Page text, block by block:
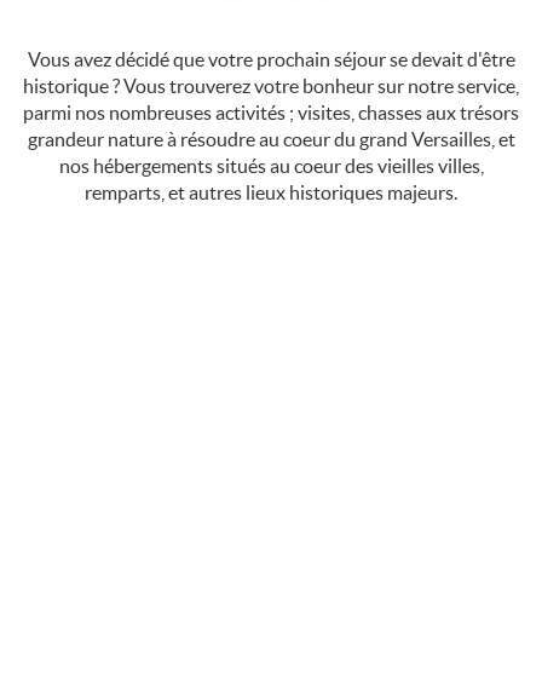
Vous avez décidé que votre prochain séjour se devait d'être
historique ? Vous trouverez votre bonheur sur notre service,
parmi nos nombreuses activités ; visites, chasses aux trésors
grandeur nature à résoudre au coeur du grand Versailles, et
nos hébergements situés au coeur des vieilles villes,
remparts, et autres lieux historiques majeurs.